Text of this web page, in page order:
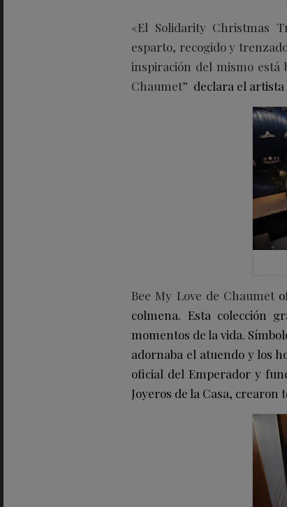
«El Solidarity Christmas
esparto, recogido y
inspiración del mismo está
Chaumet” declara el artista
Bee My Love de Chaumet
colmena. Esta colección
momentos de la vida.
adornaba el atuendo y los
oficial del Emperador y
Joyeros de la Casa,